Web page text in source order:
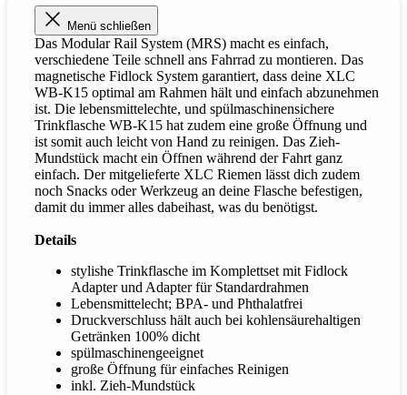
Menü schließen
Das Modular Rail System (MRS) macht es einfach,
verschiedene Teile schnell ans Fahrrad zu montieren. Das
magnetische Fidlock System garantiert, dass deine XLC
WB-K15 optimal am Rahmen hält und einfach abzunehmen
ist. Die lebensmittelechte, und spülmaschinensichere
Trinkflasche WB-K15 hat zudem eine große Öffnung und
ist somit auch leicht von Hand zu reinigen. Das Zieh-
Mundstück macht ein Öffnen während der Fahrt ganz
einfach. Der mitgelieferte XLC Riemen lässt dich zudem
noch Snacks oder Werkzeug an deine Flasche befestigen,
damit du immer alles dabeihast, was du benötigst.
Details
stylishe Trinkflasche im Komplettset mit Fidlock
Adapter und Adapter für Standardrahmen
Lebensmittelecht; BPA- und Phthalatfrei
Druckverschluss hält auch bei kohlensäurehaltigen
Getränken 100% dicht
spülmaschinengeeignet
große Öffnung für einfaches Reinigen
inkl. Zieh-Mundstück